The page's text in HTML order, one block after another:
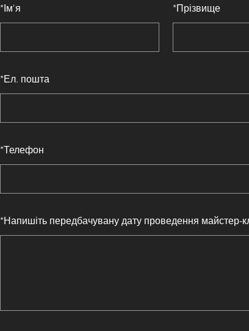
*Ім'я *Прізвище
*Ел. пошта
*Телефон
*Напишіть передбачувану дату проведення майстер-